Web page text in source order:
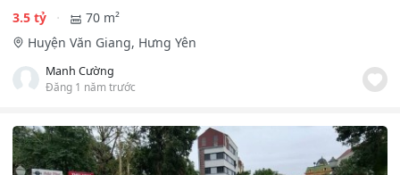
3.5 tỷ
70 m²
Huyện Văn Giang, Hưng Yên
Manh Cường
Đăng 1 năm trước